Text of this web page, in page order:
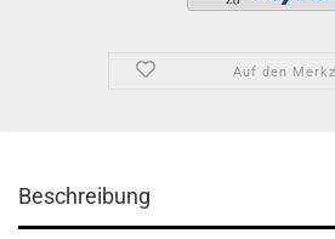
Auf den
Beschreibung